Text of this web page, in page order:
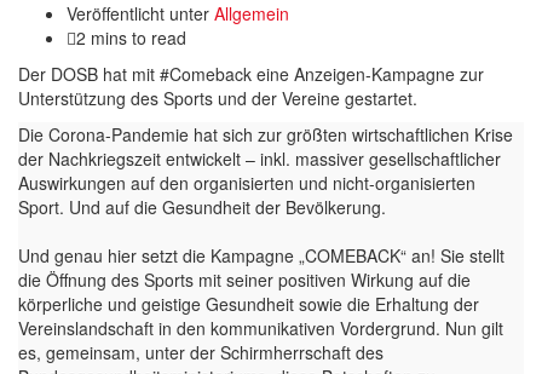
Veröffentlicht unter Allgemein
2 mins to read
Der DOSB hat mit #Comeback eine Anzeigen-Kampagne zur
Unterstützung des Sports und der Vereine gestartet.
Die Corona-Pandemie hat sich zur größten wirtschaftlichen Krise
der Nachkriegszeit entwickelt – inkl. massiver gesellschaftlicher
Auswirkungen auf den organisierten und nicht-organisierten
Sport. Und auf die Gesundheit der Bevölkerung.
Und genau hier setzt die Kampagne „COMEBACK“ an! Sie stellt
die Öffnung des Sports mit seiner positiven Wirkung auf die
körperliche und geistige Gesundheit sowie die Erhaltung der
Vereinslandschaft in den kommunikativen Vordergrund. Nun gilt
es, gemeinsam, unter der Schirmherrschaft des